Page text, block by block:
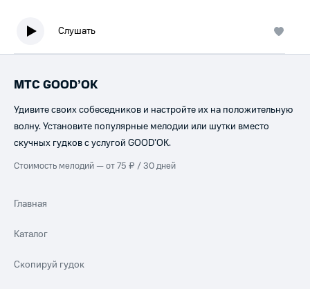
Слушать
МТС GOOD’OK
Удивите своих собеседников и настройте их на положительную
волну. Установите популярные мелодии или шутки вместо
скучных гудков с услугой GOOD’OK.
Стоимость мелодий — от 75 ₽ / 30 дней
Главная
Каталог
Скопируй гудок